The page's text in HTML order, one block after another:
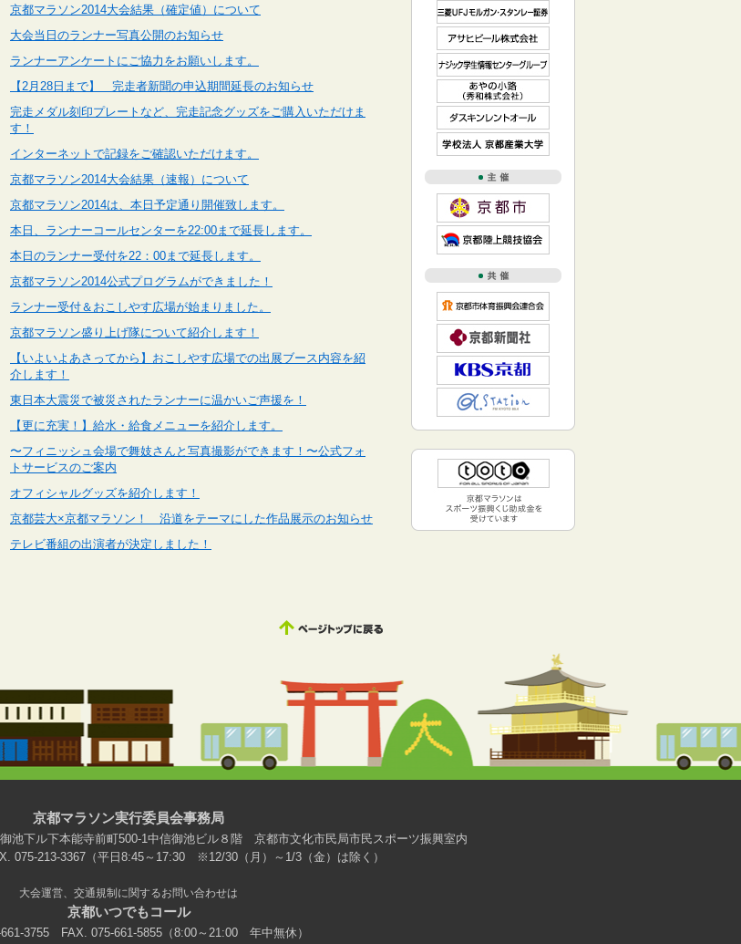
京都マラソン2014大会結果（確定値）について
大会当日のランナー写真公開のお知らせ
ランナーアンケートにご協力をお願いします。
【2月28日まで】 完走者新聞の申込期間延長のお知らせ
完走メダル刻印プレートなど、完走記念グッズをご購入いただけま
す！
インターネットで記録をご確認いただけます。
京都マラソン2014大会結果（速報）について
京都マラソン2014は、本日予定通り開催致します。
本日、ランナーコールセンターを22:00まで延長します。
本日のランナー受付を22：00まで延長します。
京都マラソン2014公式プログラムができました！
ランナー受付＆おこしやす広場が始まりました。
京都マラソン盛り上げ隊について紹介します！
【いよいよあさってから】おこしやす広場での出展ブース内容を紹
介します！
東日本大震災で被災されたランナーに温かいご声援を！
【更に充実！】給水・給食メニューを紹介します。
〜フィニッシュ会場で舞妓さんと写真撮影ができます！〜公式フォ
トサービスのご案内
オフィシャルグッズを紹介します！
京都芸大×京都マラソン！ 沿道をテーマにした作品展示のお知らせ
テレビ番組の出演者が決定しました！
京都マラソン実行委員会事務局
御池下ル下本能寺前町500-1中信御池ビル８階 京都市文化市民局市民スポーツ振興室内
075-213-3367（平日8:45～17:30 ※12/30（月）～1/3（金）は除く）
大会運営、交通規制に関するお問い合わせは
京都いつでもコール
3755 FAX. 075-661-5855（8:00～21:00 年中無休）